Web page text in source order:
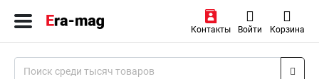
Контакты Войти Корзина